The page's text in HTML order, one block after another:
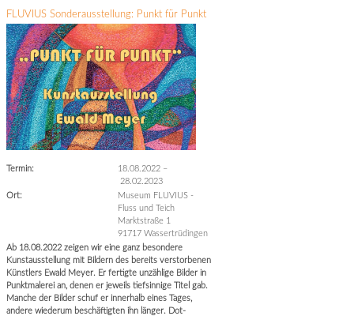
FLUVIUS Sonderausstellung: Punkt für Punkt
Termin: 18.08.2022 –
28.02.2023
Ort:
Museum FLUVIUS -
Fluss und Teich
Marktstraße 1
91717 Wassertrüdingen
Ab 18.08.2022 zeigen wir eine ganz besondere
Kunstausstellung mit Bildern des bereits verstorbenen
Künstlers Ewald Meyer. Er fertigte unzählige Bilder in
Punktmalerei an, denen er jeweils tiefsinnige Titel gab.
Manche der Bilder schuf er innerhalb eines Tages,
andere wiederum beschäftigten ihn länger. Dot-